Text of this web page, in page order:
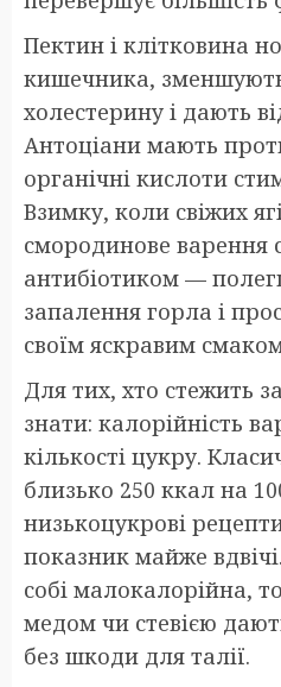
Пектин і клітковина
кишечника,
холестерину і дають
Антоціани мають
органічні кислоти
Взимку, коли свіжих
смородинове варення
антибіотиком —
запалення горла і
своїм яскравим
Для тих, хто стежить
знати: калорійність
кількості цукру.
близько 250 ккал на
низькоцукрові
показник майже
собі малокалорійна,
медом чи стевією
без шкоди для талії.